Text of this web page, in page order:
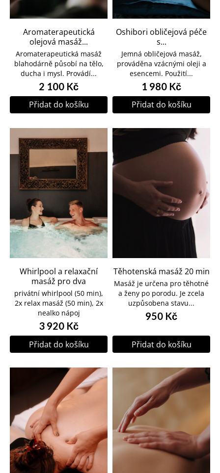
Aromaterapeutická
olejová masáž...
Aromaterapeutická masáž
blahodárně působí na tělo,
ducha i mysl. Provádí...
2 100 Kč
Přidat do košíku
Oshibori obličejová péče
s...
Jemná obličejová masáž,
prováděna vzácnými oleji a
esencemi. Použití...
1 980 Kč
Přidat do košíku
Whirlpool a relaxační
masáž pro dva
privátní whirlpool (50 min),
2x relax masáž (50 min), 2x
nealko nápoj
3 920 Kč
Přidat do košíku
Těhotenská masáž 20 min
Masáž je určena pro těhotné
a ženy po porodu. Je zcela
uzpůsobena stavu...
950 Kč
Přidat do košíku